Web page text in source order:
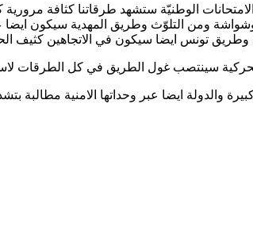
الوطنيّة ستشهد طرقاتنا كثافة
ومن التلوّث وطريق المهدية سيكون
وطريق تونس ايضا سيكون في الاتجاهين كثيف
سينتصب غول الطريق في كل الطرقات